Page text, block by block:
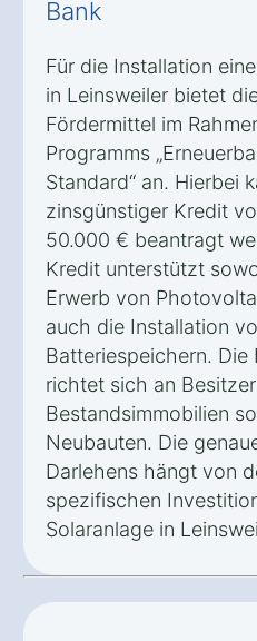
Bank
Für die Installation
in Leinsweiler bietet
Fördermittel im
Programms
Standard“ an. Hierbei
zinsgünstiger Kredit
50.000 € beantragt
Kredit unterstützt
Erwerb von
auch die Installation
Batteriespeichern. Die
richtet sich an
Bestandsimmobilien
Neubauten. Die
Darlehens hängt von
spezifischen
Solaranlage in